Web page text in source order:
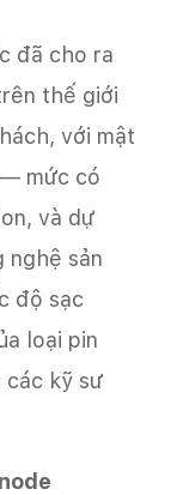
đã cho ra
thế giới
với mật
mức có
và dự
nghệ sản
độ sạc
loại pin
kỹ sư